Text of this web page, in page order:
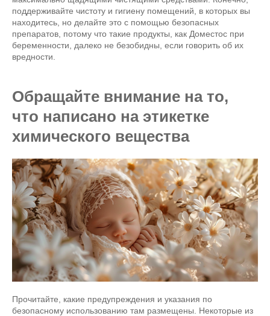
поддерживайте чистоту и гигиену помещений, в которых вы
находитесь, но делайте это с помощью безопасных
препаратов, потому что такие продукты, как Доместос при
беременности, далеко не безобидны, если говорить об их
вредности.
Обращайте внимание на то,
что написано на этикетке
химического вещества
Прочитайте, какие предупреждения и указания по
безопасному использованию там размещены. Некоторые из